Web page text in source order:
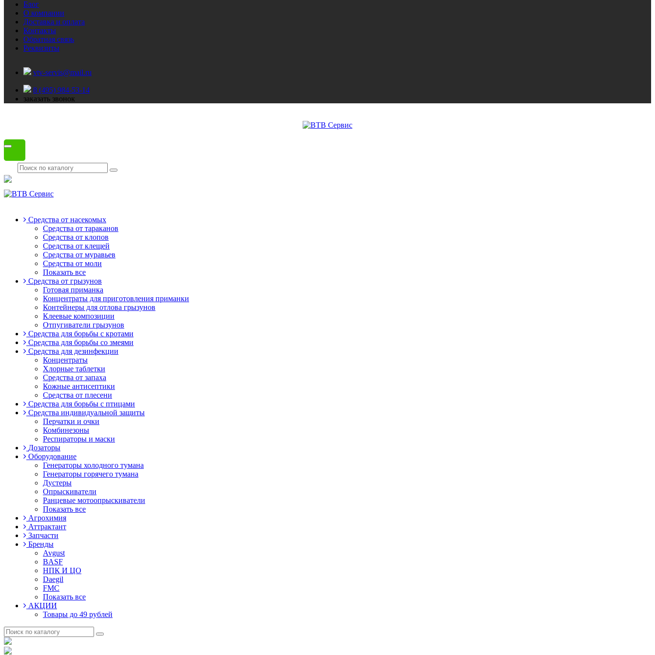
Блог
О компании
Доставка и оплата
Контакты
Обратная связь
Реквизиты
vtv-servis@mail.ru
8 (495) 984-53-14
заказать звонок
Средства от насекомых
Средства от тараканов
Средства от клопов
Средства от клещей
Средства от муравьев
Средства от моли
Показать все
Средства от грызунов
Готовая приманка
Концентраты для приготовления приманки
Контейнеры для отлова грызунов
Клеевые композиции
Отпугиватели грызунов
Средства для борьбы с кротами
Средства для борьбы со змеями
Средства для дезинфекции
Концентраты
Хлорные таблетки
Средства от запаха
Кожные антисептики
Средства от плесени
Средства для борьбы с птицами
Средства индивидуальной защиты
Перчатки и очки
Комбинезоны
Респираторы и маски
Дозаторы
Оборудование
Генераторы холодного тумана
Генераторы горячего тумана
Дустеры
Опрыскиватели
Ранцевые мотоопрыскиватели
Показать все
Агрохимия
Аттрактант
Запчасти
Бренды
Avgust
BASF
НПК И ЦО
Daegil
FMC
Показать все
АКЦИИ
Товары до 49 рублей